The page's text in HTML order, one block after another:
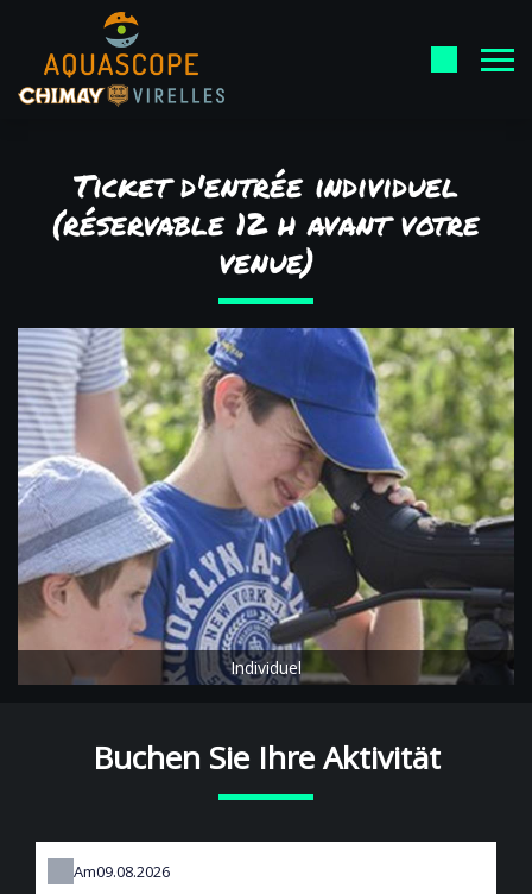
Ticket d'entrée individuel
(réservable 12 h avant votre
venue)
Individuel
Buchen Sie Ihre Aktivität
Am